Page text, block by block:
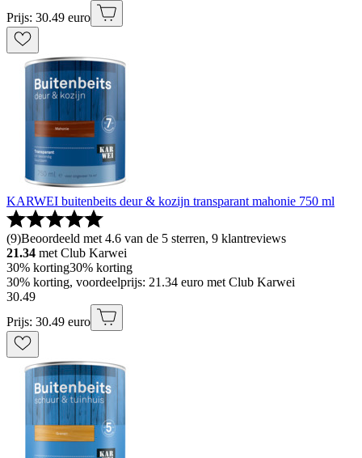
Prijs: 30.49 euro
KARWEI buitenbeits deur & kozijn transparant mahonie 750 ml
(9)Beoordeeld met 4.6 van de 5 sterren, 9 klantreviews
21.34 met Club Karwei
30% korting30% korting
30% korting, voordeelprijs: 21.34 euro met Club Karwei
30.49
Prijs: 30.49 euro